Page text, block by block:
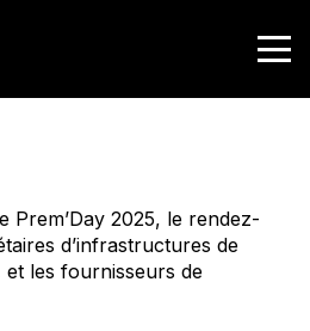
Prem’Day 2025, le rendez-
d’infrastructures de
les fournisseurs de